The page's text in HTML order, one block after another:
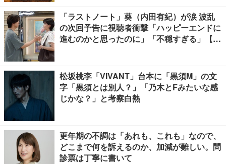
「ラストノート」葵（内田有紀）が涙 波乱
の次回予告に視聴者衝撃「ハッピーエンドに
進むのかと思ったのに」「不穏すぎる」【ネ
松坂桃李「VIVANT」台本に「黒須M」の文
字「黒須とは別人？」「乃木とFみたいな感
じかな？」と考察白熱
更年期の不調は「あれも、これも」なので、
どこまで何を訴えるのか、加減が難しい。問
診票は丁寧に書いて